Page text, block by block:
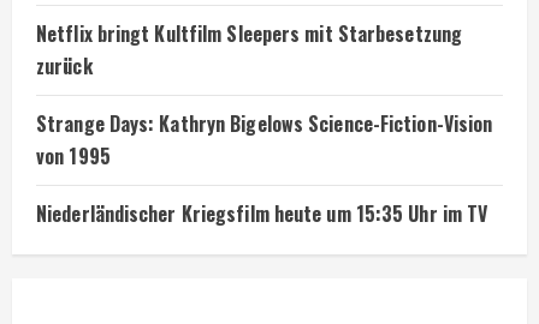
Netflix bringt Kultfilm Sleepers mit Starbesetzung
zurück
Strange Days: Kathryn Bigelows Science-Fiction-Vision
von 1995
Niederländischer Kriegsfilm heute um 15:35 Uhr im TV